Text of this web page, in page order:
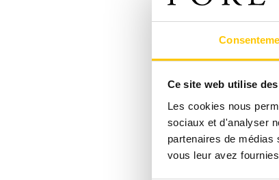
Ce site web utilise
Les cookies nous
sociaux et d'analyser
partenaires de
vous leur avez